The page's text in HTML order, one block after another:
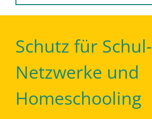
Schutz für Schul-
Netzwerke und
Homeschooling